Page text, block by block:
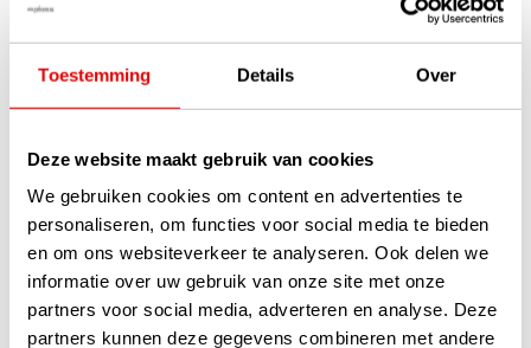
Toestemming Details Over
Deze website maakt gebruik van cookies
We gebruiken cookies om content en advertenties te
personaliseren, om functies voor social media te bieden
en om ons websiteverkeer te analyseren. Ook delen we
informatie over uw gebruik van onze site met onze
partners voor social media, adverteren en analyse. Deze
partners kunnen deze gegevens combineren met andere
Mizuno Tour Flat
Snapback Golfcap - Grijs
Op voorraad
Golfcap in het grijs combineert
een moderne flatbill-stijl met
technische hoogstandjes.
Dankzij laser-gesneden
ventilatie... lees verder
€35,00
Mizuno Tour Flat
Snapback Golfcap -
Op voorraad
De Mizuno Tour Flat Snapback
combineert een moderne
flatbill-stijl met technische
hoogstandjes. Dankzij laser-
gesneden ventilat...lees verder
€35,00